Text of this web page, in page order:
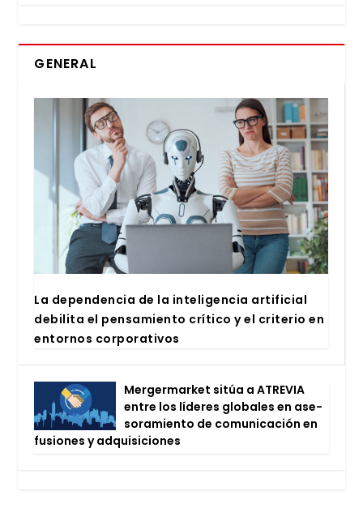
GENERAL
La depen­den­cia de la inte­li­gen­cia arti­fi­cial
debi­li­ta el pen­sa­mien­to crí­ti­co y el cri­te­rio en
entor­nos cor­po­ra­ti­vos
Mer­ger­mar­ket sitúa a ATRE­VIA
entre los líde­res glo­ba­les en ase­
so­ra­mien­to de comu­ni­ca­ción en
fusio­nes y adqui­si­cio­nes